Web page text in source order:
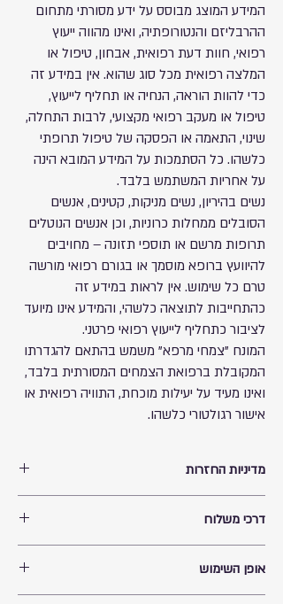
המידע המוצג מבוסס על ידע מסורתי מתחום
ההרבליזם והנטורופתיה, ואינו מהווה ייעוץ
רפואי, חוות דעת רפואית, אבחון, טיפול או
המלצה רפואית מכל סוג שהוא. אין במידע זה
כדי להוות הוראה, הנחיה או תחליף לייעוץ,
טיפול או מעקב רפואי מקצועי, לרבות התחלה,
שינוי, התאמה או הפסקה של טיפול תרופתי
כלשהו. כל הסתמכות על המידע המובא הינה
על אחריות המשתמש בלבד.
נשים בהיריון, נשים מניקות, קטינים, אנשים
הסובלים ממחלות כרוניות, וכן אנשים הנוטלים
תרופות מרשם או תוספי תזונה – מחויבים
להיוועץ ברופא מוסמך או בגורם רפואי מורשה
טרם כל שימוש. אין לראות במידע זה
כהתחייבות לתוצאה כלשהי, והמידע אינו מיועד
לציבור כתחליף לייעוץ רפואי פרטני.
המונח "צמחי מרפא" משמש בהתאם להגדרתו
המקובלת ברפואת הצמחים המסורתית בלבד,
ואינו מעיד על יעילות מוכחת, התוויה רפואית או
אישור רגולטורי כלשהו.
מדיניות החזרות
למען שמירה על בריאות הציבור ובטיחות הצרכנים,
תוספי תזונה
ויטמינים ומינרלים
דרכי משלוח
39 ללא עלות.
אופן השימוש